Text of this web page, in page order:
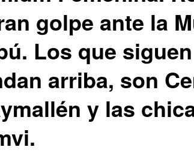
golpe ante la
Los que
arriba, son
y las